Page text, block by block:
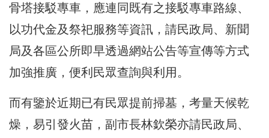
骨塔接駁專車，應連同既有之接駁專車路線、
以功代金及祭祀服務等資訊，請民政局、新聞
局及各區公所即早透過網站公告等宣傳等方式
加強推廣，便利民眾查詢與利用。
而有鑒於近期已有民眾提前掃墓，考量天候乾
燥，易引發火苗，副市長林欽榮亦請民政局、